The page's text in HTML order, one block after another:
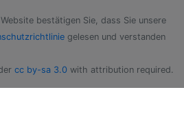
bestätigen Sie, dass Sie unsere
gelesen und verstanden
cc by-sa 3.0 with attribution required.